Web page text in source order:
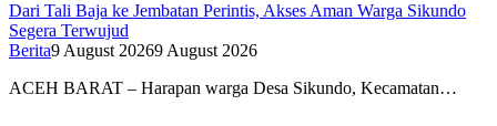
Dari Tali Baja ke Jembatan Perintis, Akses Aman Warga Sikundo
Segera Terwujud
Berita9 August 20269 August 2026
ACEH BARAT – Harapan warga Desa Sikundo, Kecamatan…